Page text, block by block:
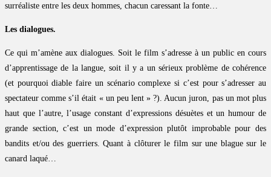
surréaliste entre les deux hommes, chacun caressant la fonte…
Les dialogues.
Ce qui m’amène aux dialogues. Soit le film s’adresse à un public en cours
d’apprentissage de la langue, soit il y a un sérieux problème de cohérence
(et pourquoi diable faire un scénario complexe si c’est pour s’adresser au
spectateur comme s’il était « un peu lent » ?). Aucun juron, pas un mot plus
haut que l’autre, l’usage constant d’expressions désuètes et un humour de
grande section, c’est un mode d’expression plutôt improbable pour des
bandits et/ou des guerriers. Quant à clôturer le film sur une blague sur le
canard laqué…